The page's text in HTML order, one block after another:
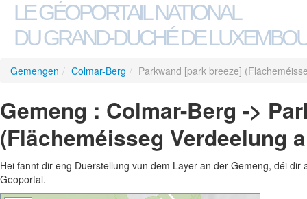
LE GÉOPORTAIL NATIONAL
DU GRAND-DUCHÉ DE
Gemengen / Colmar-Berg / Parkwand [park breeze]
Gemeng : Colmar-Berg ->
(Flächeméisseg Verdeelung
Hei fannt dir eng Duerstellung vun dem Layer an der Gemeng, déi
Geoportal.